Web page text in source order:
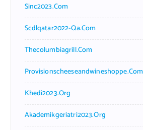
Sinc2023.com
Scdlqatar2022-Qa.com
Thecolumbiagrill.com
Provisionscheeseandwineshoppe.com
Khedi2023.org
Akademikgeriatri2023.org